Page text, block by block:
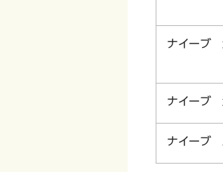
ナイーブ
ナイーブ
ナイーブ